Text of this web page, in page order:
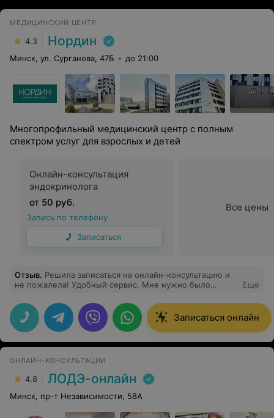
МЕДИЦИНСКИЙ ЦЕНТР
4.3 Нордин
Минск, ул. Сурганова, 47Б до 21:00
Многопрофильный медицинский центр с полным
спектром услуг для взрослых и детей
Онлайн-консультация
эндокринолога
от 50 руб.
Запись по телефону
Записаться
Все цены
Отзыв. Решила записаться на онлайн-консультацию и
не пожалела! Удобный сервис. Мне нужно было
есть такая возможность пообщаться онлайн с врачом.
Врач Тишкевич Наталья Григорьевна ответила на все
вопросы, дала нужные рекомендации по лечению. В
сам мед центр обращаюсь уже не первый раз, там
всегда внимательный персонал и хорошая атмосфера.
Еще
Записаться онлайн
ОНЛАЙН-КОНСУЛЬТАЦИИ
4.8 ЛОДЭ-онлайн
Минск, пр-т Независимости, 58А